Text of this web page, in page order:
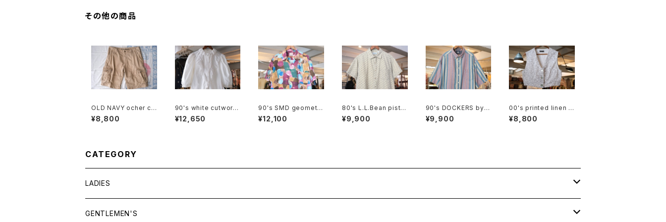
その他の商品
OLD NAVY ocher co
tton-twill cargo Sho
rts
¥8,800
90's white cutwork
lace trimmed cotto
n Blouse
¥12,650
90's SMD geometri
c abstract rayon op
en-collar Shirt "Mad
¥12,100
80's L.L.Bean pista
chio calico cotton b
ox Shirt
¥9,900
90's DOCKERS by L
evi's multi-stripe a
nd botanical Shirt
¥9,900
00's printed linen c
otton short Vest
¥8,800
CATEGORY
LADIES
TOPS
GENTLEMEN'S